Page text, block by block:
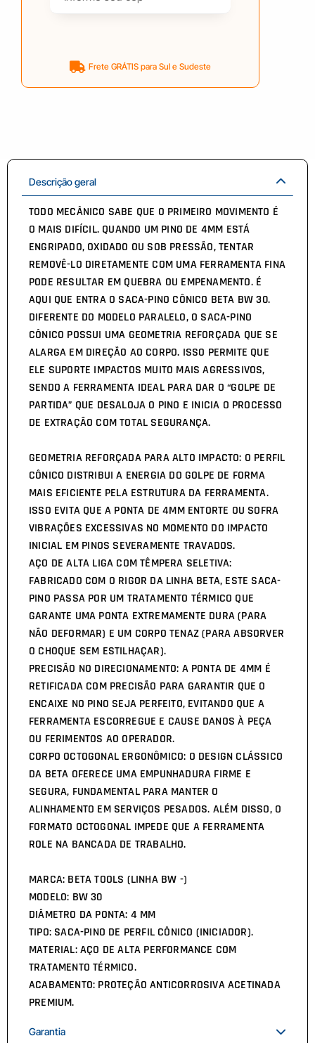
Frete GRÁTIS para Sul e Sudeste
Descrição geral
TODO MECÂNICO SABE QUE O PRIMEIRO MOVIMENTO É
O MAIS DIFÍCIL. QUANDO UM PINO DE 4MM ESTÁ
ENGRIPADO, OXIDADO OU SOB PRESSÃO, TENTAR
REMOVÊ-LO DIRETAMENTE COM UMA FERRAMENTA FINA
PODE RESULTAR EM QUEBRA OU EMPENAMENTO. É
AQUI QUE ENTRA O SACA-PINO CÔNICO BETA BW 30.
DIFERENTE DO MODELO PARALELO, O SACA-PINO
CÔNICO POSSUI UMA GEOMETRIA REFORÇADA QUE SE
ALARGA EM DIREÇÃO AO CORPO. ISSO PERMITE QUE
ELE SUPORTE IMPACTOS MUITO MAIS AGRESSIVOS,
SENDO A FERRAMENTA IDEAL PARA DAR O “GOLPE DE
PARTIDA” QUE DESALOJA O PINO E INICIA O PROCESSO
DE EXTRAÇÃO COM TOTAL SEGURANÇA.
GEOMETRIA REFORÇADA PARA ALTO IMPACTO: O PERFIL
CÔNICO DISTRIBUI A ENERGIA DO GOLPE DE FORMA
MAIS EFICIENTE PELA ESTRUTURA DA FERRAMENTA.
ISSO EVITA QUE A PONTA DE 4MM ENTORTE OU SOFRA
VIBRAÇÕES EXCESSIVAS NO MOMENTO DO IMPACTO
INICIAL EM PINOS SEVERAMENTE TRAVADOS.
AÇO DE ALTA LIGA COM TÊMPERA SELETIVA:
FABRICADO COM O RIGOR DA LINHA BETA, ESTE SACA-
PINO PASSA POR UM TRATAMENTO TÉRMICO QUE
GARANTE UMA PONTA EXTREMAMENTE DURA (PARA
NÃO DEFORMAR) E UM CORPO TENAZ (PARA ABSORVER
O CHOQUE SEM ESTILHAÇAR).
PRECISÃO NO DIRECIONAMENTO: A PONTA DE 4MM É
RETIFICADA COM PRECISÃO PARA GARANTIR QUE O
ENCAIXE NO PINO SEJA PERFEITO, EVITANDO QUE A
FERRAMENTA ESCORREGUE E CAUSE DANOS À PEÇA
OU FERIMENTOS AO OPERADOR.
CORPO OCTOGONAL ERGONÔMICO: O DESIGN CLÁSSICO
DA BETA OFERECE UMA EMPUNHADURA FIRME E
SEGURA, FUNDAMENTAL PARA MANTER O
ALINHAMENTO EM SERVIÇOS PESADOS. ALÉM DISSO, O
FORMATO OCTOGONAL IMPEDE QUE A FERRAMENTA
ROLE NA BANCADA DE TRABALHO.
MARCA: BETA TOOLS (LINHA BW -)
MODELO: BW 30
DIÂMETRO DA PONTA: 4 MM
TIPO: SACA-PINO DE PERFIL CÔNICO (INICIADOR).
MATERIAL: AÇO DE ALTA PERFORMANCE COM
TRATAMENTO TÉRMICO.
ACABAMENTO: PROTEÇÃO ANTICORROSIVA ACETINADA
PREMIUM.
Garantia